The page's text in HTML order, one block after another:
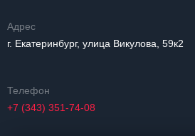
Адрес
г. Екатеринбург, улица Викулова, 59к2
Телефон
+7 (343) 351-74-08